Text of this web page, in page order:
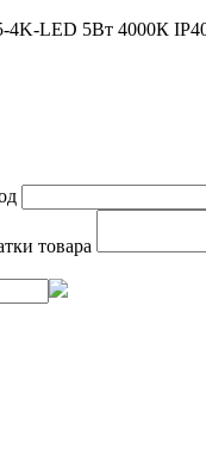
4K-LED 5Вт 4000К
товара